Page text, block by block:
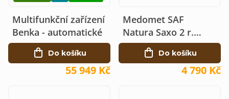
Multifunkční zařízení
Benka - automatické
55 949 Kč
Do košíku
Medomet SAF
Natura Saxo 2 r.
manuální Ø42
4 790 Kč
Do košíku